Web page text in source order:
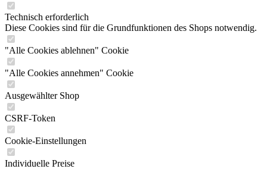
Technisch erforderlich
Diese Cookies sind für die Grundfunktionen des Shops notwendig.
"Alle Cookies ablehnen" Cookie
"Alle Cookies annehmen" Cookie
Ausgewählter Shop
CSRF-Token
Cookie-Einstellungen
Individuelle Preise